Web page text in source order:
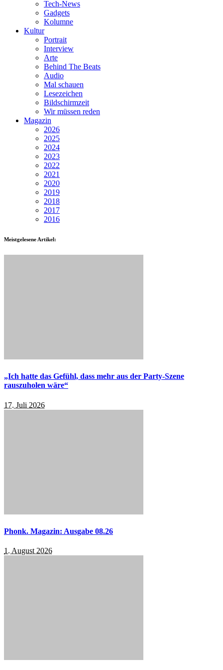
Tech-News
Gadgets
Kolumne
Kultur
Portrait
Interview
Arte
Behind The Beats
Audio
Mal schauen
Lesezeichen
Bildschirmzeit
Wir müssen reden
Magazin
2026
2025
2024
2023
2022
2021
2020
2019
2018
2017
2016
Meistgelesene Artikel:
„Ich hatte das Gefühl, dass mehr aus der Party-Szene
rauszuholen wäre“
17. Juli 2026
Phonk. Magazin: Ausgabe 08.26
1. August 2026